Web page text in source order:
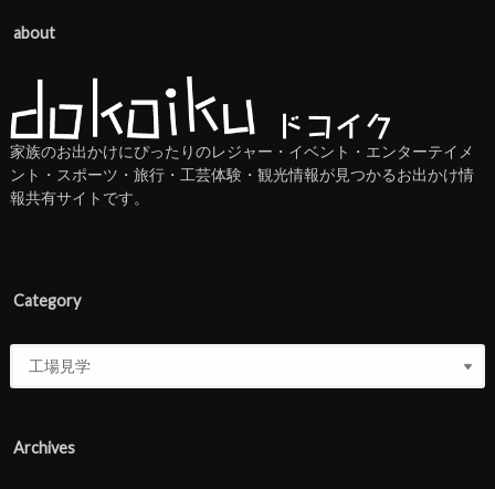
about
家族のお出かけにぴったりのレジャー・イベント・エンターテイメ
ント・スポーツ・旅行・工芸体験・観光情報が見つかるお出かけ情
報共有サイトです。
Category
Archives